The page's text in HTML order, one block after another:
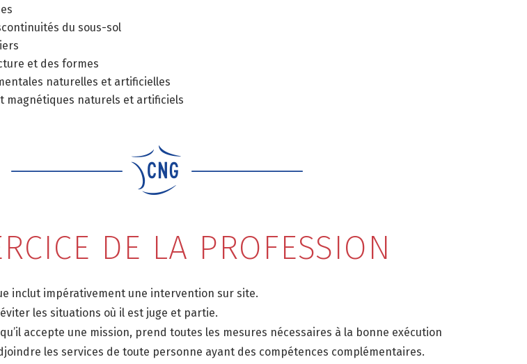
du sous-sol
et des formes
naturelles et artificielles
magnétiques naturels et artificiels
DE LA PROFESSION
inclut impérativement une intervention sur site.
les situations où il est juge et partie.
accepte une mission, prend toutes les mesures nécessaires à la bonne exécution
les services de toute personne ayant des compétences complémentaires.